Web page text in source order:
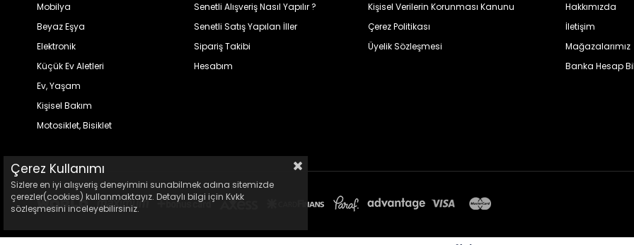
Mobilya
Beyaz Eşya
Elektronik
Küçük Ev Aletleri
Ev, Yaşam
Kişisel Bakım
Motosiklet, Bisiklet
Senetli Alışveriş Nasıl Yapılır ?
Senetli Satış Yapılan İller
Sipariş Takibi
Hesabım
Kişisel Verilerin Korunması Kanunu
Çerez Politikası
Üyelik Sözleşmesi
Hakkımızda
İletişim
Mağazalarımız
Banka Hesap
Çerez Kullanımı
Sizlere en iyi alışveriş deneyimini sunabilmek adına sitemizde
çerezler(cookies) kullanmaktayız. Detaylı bilgi için Kvkk
sözleşmesini inceleyebilirsiniz.